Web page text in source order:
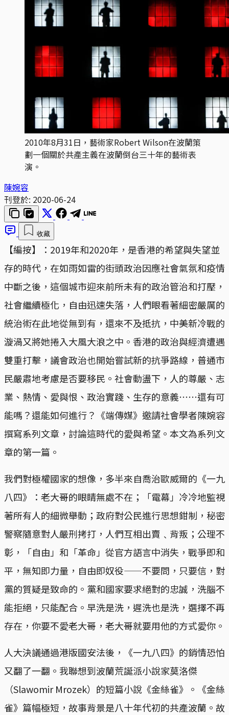
2010年8月31日，藝術家Robert Wilson在波蘭策
劃一個關於共產主義在波蘭倒台三十年的藝術表
演。
陳婉容
刊登於: 2020-06-24
收藏
【編按】：2019年和2020年，是香港的希望與失望並
存的時代，在如雨如雷的街頭政治因應社會氣氛和疫情
中斷之後，這個城市迎來前所未有的政治管治和打壓，
社會繼續極化，自由迅速失落，人們眼看著細密嚴厲的
統治術在此地從無到有，還來不及抵抗，中美新冷戰的
漩渦又將她捲入大風大浪之中。香港的政治與經濟遭遇
雙重打擊，議會政治也開始嘗試新的抗爭路線，普通市
民嚴肅地考慮是否要移民。社會動盪下，人的尊嚴、志
業、熱情、愛與恨、政治實踐、生存的意義⋯⋯還有可
能嗎？還能如何進行？《端傳媒》邀請社會學者陳婉容
撰寫系列文章，討論這時代的愛與希望。本文為系列文
章的第一篇。
我們對極權國家的想像，多半來自喬治歐威爾的《一九
八四》：老大哥的眼睛無處不在；「電幕」冷冷地監視
著所有人的細微舉動；政府對公民進行思想鉗制，秘密
警察隨意對人嚴刑拷打，人們互相出賣﹑背叛；公理不
彰，「自由」和「革命」從官方語言中消失，戰爭即和
平，無知即力量，自由即奴役——不要問，只要信，對
黨的質疑是致命的。黨和國家要求絕對的忠誠，洗腦不
能拒絕，只能配合。早洗是洗，遲洗也是洗，選擇不再
存在，你要不愛老大哥，老大哥就要用他的方式愛你。
人大決議通過港版國安法後，《一九八四》的銷情恐怕
又翻了一翻。我聯想到波蘭荒誕派小說家莫洛傑
（Slawomir Mrozek）的短篇小說《金絲雀》。《金絲
雀》篇幅極短，故事背景是八十年代初的共產波蘭。故